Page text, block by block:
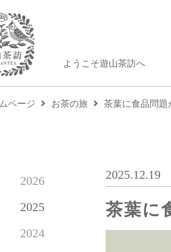
ようこそ遊山茶訪へ
ページ お茶の旅 茶葉に食品問題
2026
2025
2024
2025.12.19
茶葉に